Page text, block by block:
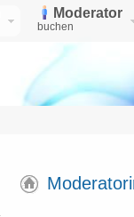
Moderator
buchen